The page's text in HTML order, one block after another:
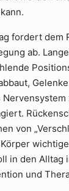
fordert dem
ab.
von
in den Alltag
und